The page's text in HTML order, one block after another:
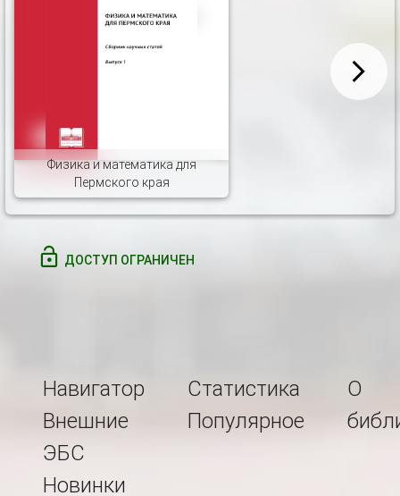
Физика и математика для
Пермского края
ДОСТУП ОГРАНИЧЕН
Навигатор
Внешние
ЭБС
Новинки
Статистика
Популярное
О